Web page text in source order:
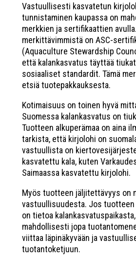
Vastuullisesti kasvatetun
tunnistaminen kaupassa on
merkkien ja sertifikaattien
merkittävimmistä on ASC-
(Aquaculture Stewardship
että kalankasvatus täyttää
sosiaaliset standardit. Tämä
etsiä tuotepakkauksesta.
Kotimaisuus on toinen hyvä
Suomessa kalankasvatus on
Tuotteen alkuperämaa on aina
tarkista, että kirjolohi on
vastuullista on
kasvatettu kala, kuten
Saimaassa kasvatettu kirjolohi.
Myös tuotteen jäljitettävyys on
vastuullisuudesta. Jos tuotteen
on tietoa
mahdollisesti jopa
viittaa läpinäkyvään ja
tuotantoketjuun.